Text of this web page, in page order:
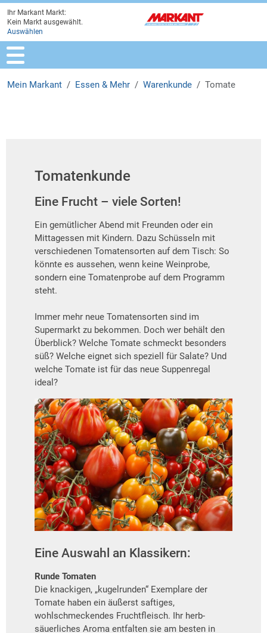
Zur Marktauswahl
Zur Hauptnavigation
Zum Hauptinhalt
Zum Fussbereich
Ihr Markant Markt:
Kein Markt ausgewählt.
Auswählen
Mein Markant Essen & Mehr Warenkunde Tomate
Tomatenkunde
Eine Frucht – viele Sorten!
Ein gemütlicher Abend mit Freunden oder ein
Mittagessen mit Kindern. Dazu Schüsseln mit
verschiedenen Tomatensorten auf dem Tisch: So
könnte es aussehen, wenn keine Weinprobe,
sondern eine Tomatenprobe auf dem Programm
steht.
Immer mehr neue Tomatensorten sind im
Supermarkt zu bekommen. Doch wer behält den
Überblick? Welche Tomate schmeckt besonders
süß? Welche eignet sich speziell für Salate? Und
welche Tomate ist für das neue Suppenregal
ideal?
Eine Auswahl an Klassikern:
Runde Tomaten
Die knackigen, „kugelrunden“ Exemplare der
Tomate haben ein äußerst saftiges,
wohlschmeckendes Fruchtfleisch. Ihr herb-
säuerliches Aroma entfalten sie am besten in